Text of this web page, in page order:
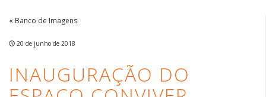
« Banco de Imagens
20 de junho de 2018
INAUGURAÇÃO DO